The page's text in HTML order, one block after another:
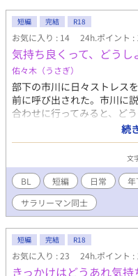
短編 完結 R18
お気に入り : 14 24h.ポイント :
気持ち良くって、どうし
佑々木（うさぎ）
部下の市川に日々ストレス
前に呼び出された。市川に
合わせに行ってみると、ど
しかも、送った相手は市川
プライベートを垣間見て、
る。 そして、土屋の恋愛
た。 入社したての部下×主
続
文
BL 短編 日常 年
サラリーマン同士
短編 完結 R18
お気に入り : 23 24h.ポイント :
きっかけはどうあれ気持